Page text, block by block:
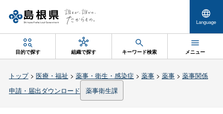
Language
目的で探す 組織で探す キーワード検索 メニュー
トップ> 医療・福祉 > 薬事・衛生・感染症 > 薬事> 薬事> 薬事関係
申請・届出ダウンロード
薬事衛生課